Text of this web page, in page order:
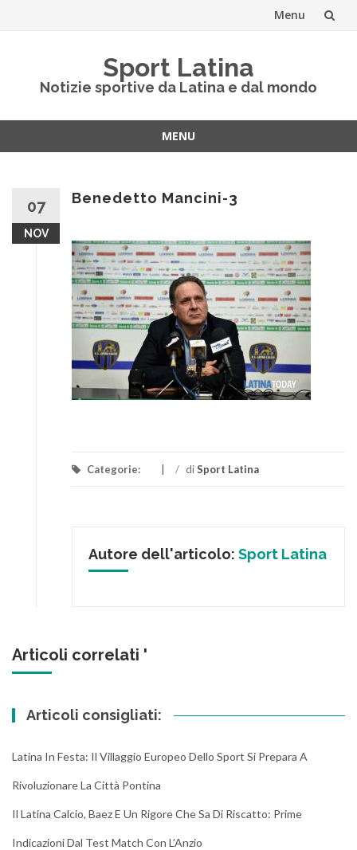
Menu
Sport Latina
Notizie sportive da Latina e dal mondo
MENU
07
NOV
Benedetto Mancini-3
Categorie: / diSport Latina
Autore dell'articolo: Sport Latina
Articoli correlati '
Articoli consigliati:
Latina In Festa: Il Villaggio Europeo Dello Sport Si Prepara A
Rivoluzionare La Città Pontina
Il Latina Calcio, Baez E Un Rigore Che Sa Di Riscatto: Prime
Indicazioni Dal Test Match Con L’Anzio